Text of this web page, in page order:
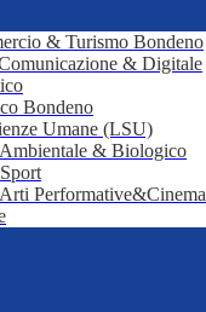
& Turismo Bondeno
& Digitale
Bondeno
Umane (LSU)
& Biologico
Performative&Cinema